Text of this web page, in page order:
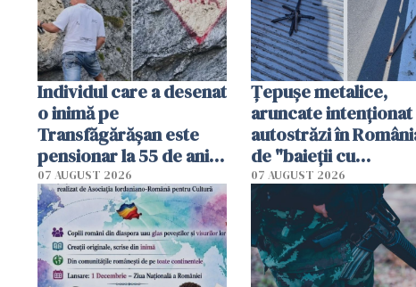
Individul care a desenat
o inimă pe
Transfăgărășan este
pensionar la 55 de ani.
Poliția l-a identificat
07 AUGUST 2026
Țepușe metalice,
aruncate intenționat
autostrăzi în
de "baieții cu
platforme": "Mi-au
cerut 1200 lei să mă
tracteze"
07 AUGUST 2026